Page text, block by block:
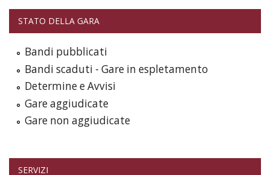
STATO DELLA GARA
Bandi pubblicati
Bandi scaduti - Gare in espletamento
Determine e Avvisi
Gare aggiudicate
Gare non aggiudicate
SERVIZI